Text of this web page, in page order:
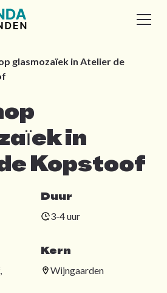
glasmozaïek in Atelier de
in
Kopstoof
Duur
3-4 uur
Kern
Wijngaarden